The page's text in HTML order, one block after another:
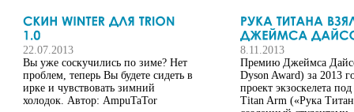
22.07.2013
Вы уже соскучились по зиме? Нет
проблем, теперь Вы будете сидеть в
ирке и чувствовать зимний
холодок. Автор: AmpuTaTor
8.11.2013
Премию Джеймса
Dyson Award) за 2013
проект экзоскелета
Titan Arm («Рука